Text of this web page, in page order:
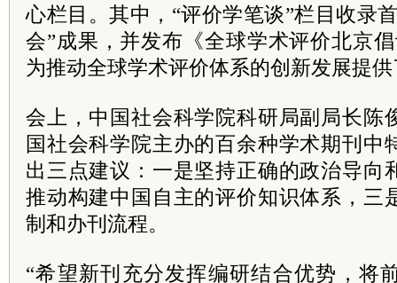
心栏目。其中，“评价学笔谈”栏目收录
会”成果，并发布《全球学术评价北京
为推动全球学术评价体系的创新发展提
会上，中国社会科学院科研局副局长陈
国社会科学院主办的百余种学术期刊中
出三点建议：一是坚持正确的政治导向
推动构建中国自主的评价知识体系，三
制和办刊流程。
“希望新刊充分发挥编研结合优势，将